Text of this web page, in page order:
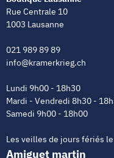
Rue Centrale 10
1003 Lausanne
021 989 89 89
info@kramerkrieg.ch
Lundi 9h00 - 18h30
Mardi - Vendredi 8h30 -
Samedi 9h00 - 18h00
Les veilles de jours fériés
Amiguet martin